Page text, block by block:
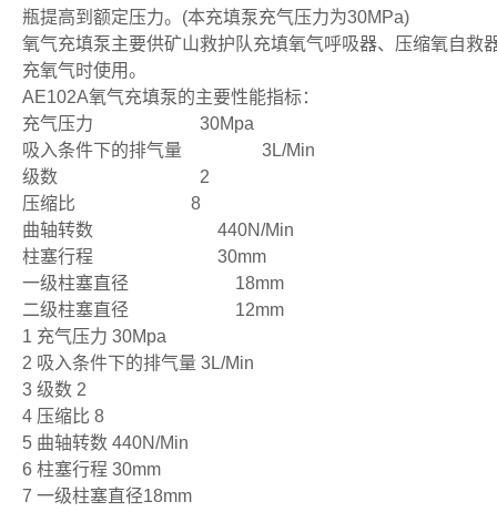
瓶提高到额定压力。(本充填泵充气压力为30MPa)
氧气充填泵主要供矿山救护队充填氧气呼吸器、压缩氧自
充氧气时使用。
AE102A氧气充填泵的主要性能指标：
充气压力 30Mpa
吸入条件下的排气量 3L/Min
级数 2
压缩比 8
曲轴转数 440N/Min
柱塞行程 30mm
一级柱塞直径 18mm
二级柱塞直径 12mm
1 充气压力 30Mpa
2 吸入条件下的排气量 3L/Min
3 级数 2
4 压缩比 8
5 曲轴转数 440N/Min
6 柱塞行程 30mm
7 一级柱塞直径18mm